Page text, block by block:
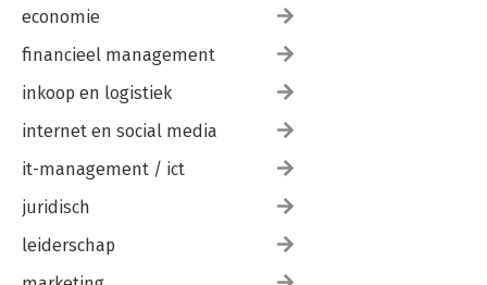
economie
financieel management
inkoop en logistiek
internet en social media
it-management / ict
juridisch
leiderschap